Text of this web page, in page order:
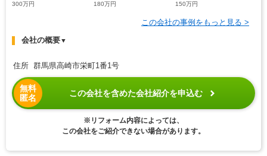
300万円
180万円
150万円
この会社の事例をもっと見る >
会社の概要▼
住所 群馬県高崎市栄町1番1号
無料
匿名
この会社を含めた会社紹介を申込む
※リフォーム内容によっては、
この会社をご紹介できない場合があります。